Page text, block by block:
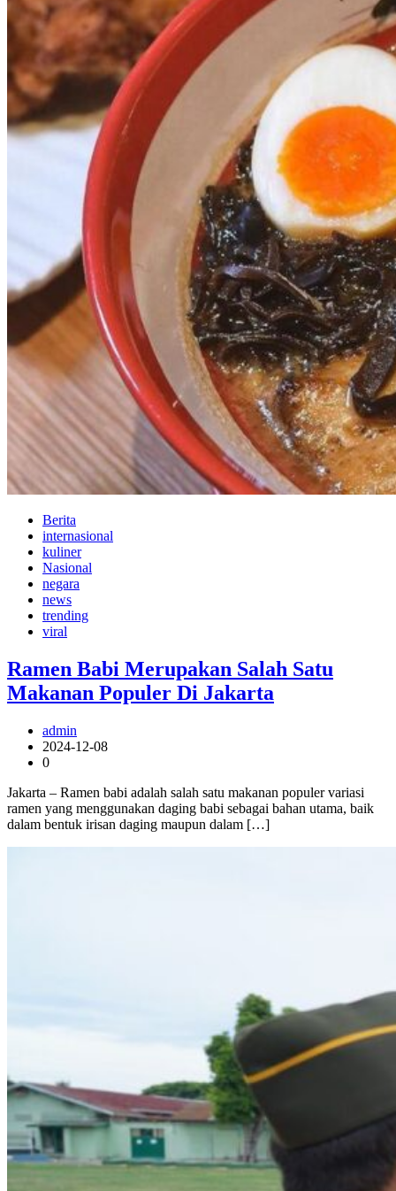
Berita
internasional
kuliner
Nasional
negara
news
trending
viral
Ramen Babi Merupakan Salah Satu
Makanan Populer Di Jakarta
admin
2024-12-08
0
Jakarta – Ramen babi adalah salah satu makanan populer variasi
ramen yang menggunakan daging babi sebagai bahan utama, baik
dalam bentuk irisan daging maupun dalam […]